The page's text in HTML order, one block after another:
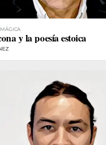
y la poesía estoica